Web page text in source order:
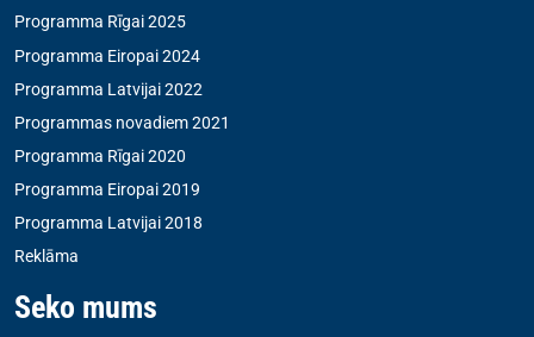
Programma Rīgai 2025
Programma Eiropai 2024
Programma Latvijai 2022
Programmas novadiem 2021
Programma Rīgai 2020
Programma Eiropai 2019
Programma Latvijai 2018
Reklāma
Seko mums